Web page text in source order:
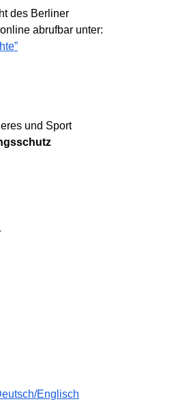
des Berliner
abrufbar unter:
und Sport
Englisch